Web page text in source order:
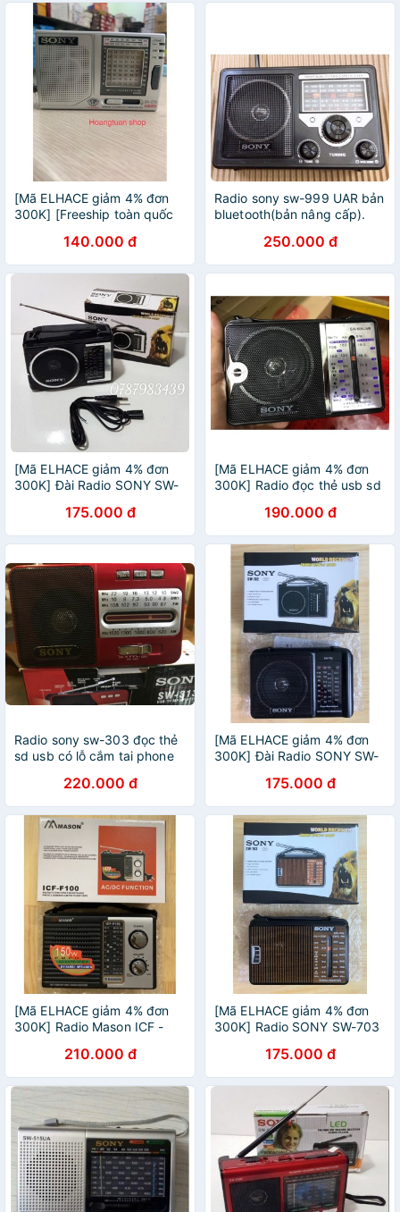
[Mã ELHACE giảm 4% đơn
300K] [Freeship toàn quốc
140.000 đ
Radio sony sw-999 UAR bản
bluetooth(bản nâng cấp).
250.000 đ
[Mã ELHACE giảm 4% đơn
300K] Đài Radio SONY SW-
175.000 đ
[Mã ELHACE giảm 4% đơn
300K] Radio đọc thẻ usb sd
( có pin sạc tích hợp)
190.000 đ
Radio sony sw-303 đọc thẻ
sd usb có lỗ cắm tai phone
220.000 đ
[Mã ELHACE giảm 4% đơn
300K] Đài Radio SONY SW-
175.000 đ
[Mã ELHACE giảm 4% đơn
300K] Radio Mason ICF -
210.000 đ
[Mã ELHACE giảm 4% đơn
300K] Radio SONY SW-703
175.000 đ